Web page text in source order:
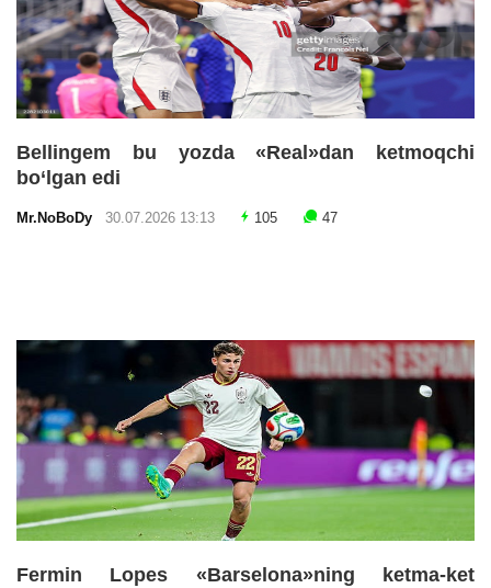
Bellingem bu yozda «Real»dan ketmoqchi
bo‘lgan edi
Mr.NoBoDy 30.07.2026 13:13 105 47
Fermin Lopes «Barselona»ning ketma-ket